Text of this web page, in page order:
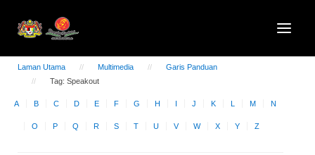
Laman Utama Multimedia
Garis Panduan
Tag: Speakout
A B C D E F G H I J K L M N
O P Q R S T U V W X Y Z